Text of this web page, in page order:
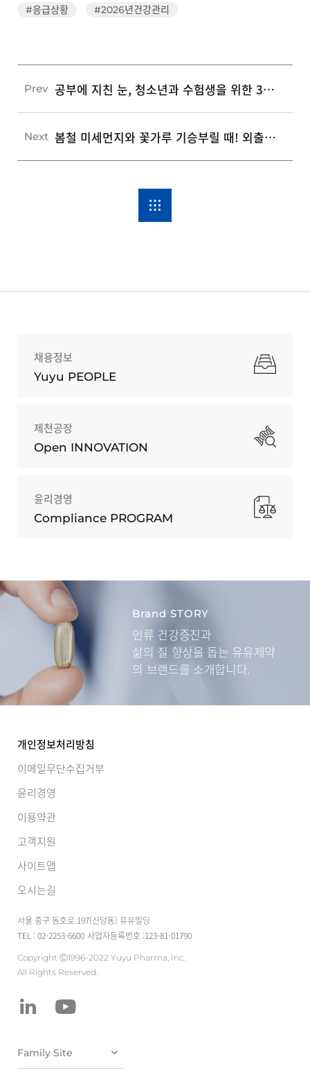
#응급상황
#2026년건강관리
Prev 공부에 지친 눈, 청소년과 수험생을 위한 3단계 안구 건조 예방 습관
Next 봄철 미세먼지와 꽃가루 기승부릴 때! 외출 전후 실천하는 3가지 호흡기 보호 습관
채용정보
Yuyu PEOPLE
제천공장
Open INNOVATION
윤리경영
Compliance PROGRAM
Brand STORY
인류 건강증진과
삶의 질 향상을 돕는 유유제약
의 브랜드를 소개합니다.
개인정보처리방침
이메일무단수집거부
윤리경영
이용약관
고객지원
사이트맵
오시는길
서울 중구 동호로 197(신당동) 유유빌딩
TEL : 02-2253-6600 사업자등록번호 :123-81-01790
Copyright Ⓒ1996-2022 Yuyu Pharma, Inc.
All Rights Reserved.
유유테이진메디
케어